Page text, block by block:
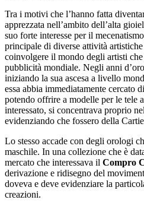
Tra i motivi che l’hanno fatta
apprezzata nell’ambito dell’alta
suo forte interesse per il
principale di diverse attività
coinvolgere il mondo degli artisti che
pubblicità mondiale. Negli anni
iniziando la sua ascesa a livello
essa abbia immediatamente cercato
potendo offrire a modelle per le tele
interessato, si concentrava proprio
evidenziando che fossero della
Lo stesso accade con degli orologi
maschile. In una collezione che è
mercato che interessava il Compro
derivazione e ridisegno del
doveva e deve evidenziare la
creazioni.